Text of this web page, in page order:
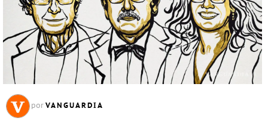
por VANGUARDIA